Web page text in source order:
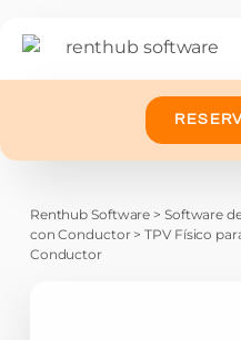
Renthub Software > Software
con Conductor>TPV Físico
Conductor